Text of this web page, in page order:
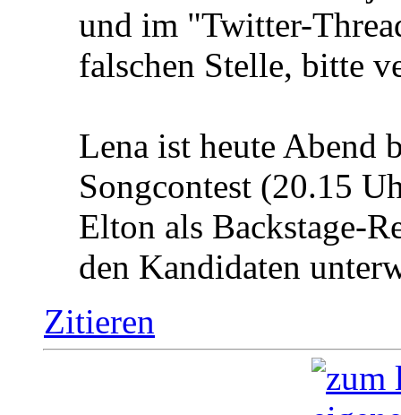
und im "Twitter-
falschen Stelle, bitte
Lena ist heute Abend
Songcontest (20.15
Elton als Backstage-
den Kandidaten
Zitieren